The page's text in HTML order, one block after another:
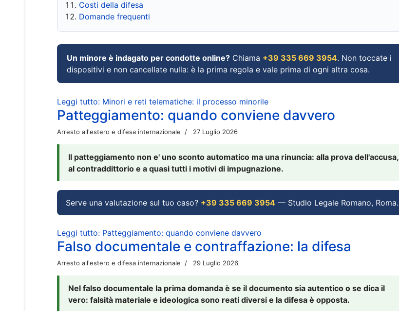
Costi della difesa
Domande frequenti
Un minore è indagato per condotte online? Chiama +39 335 669 3954. Non toccate i
dispositivi e non cancellate nulla: è la prima regola e vale prima di ogni altra cosa.
Leggi tutto: Minori e reti telematiche: il processo minorile
Patteggiamento: quando conviene davvero
Arresto all'estero e difesa internazionale 27 Luglio 2026
Il patteggiamento non e' uno sconto automatico ma una rinuncia: alla prova dell'accusa,
al contraddittorio e a quasi tutti i motivi di impugnazione.
Serve una valutazione sul tuo caso? +39 335 669 3954 — Studio Legale Romano, Roma.
Leggi tutto: Patteggiamento: quando conviene davvero
Falso documentale e contraffazione: la difesa
Arresto all'estero e difesa internazionale 29 Luglio 2026
Nel falso documentale la prima domanda è se il documento sia autentico o se dica il
vero: falsità materiale e ideologica sono reati diversi e la difesa è opposta.